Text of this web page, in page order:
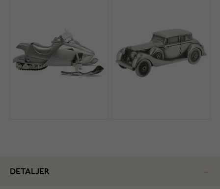
DETALJER